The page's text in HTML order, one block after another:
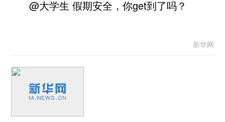
@大学生 假期安全，你get到了吗？
新华网